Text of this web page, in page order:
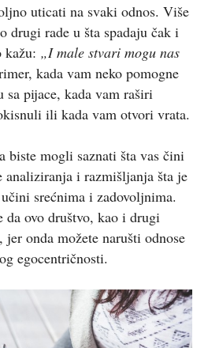
uticati na svaki odnos. Više
drugi rade u šta spadaju čak i
kažu: „I male stvari mogu nas
kada vam neko pomogne
sa pijace, kada vam raširi
ili kada vam otvori vrata.
biste mogli saznati šta vas čini
analiziranja i razmišljanja šta je
srećnima i zadovoljnima.
da ovo društvo, kao i drugi
onda možete narušti odnose
egocentričnosti.